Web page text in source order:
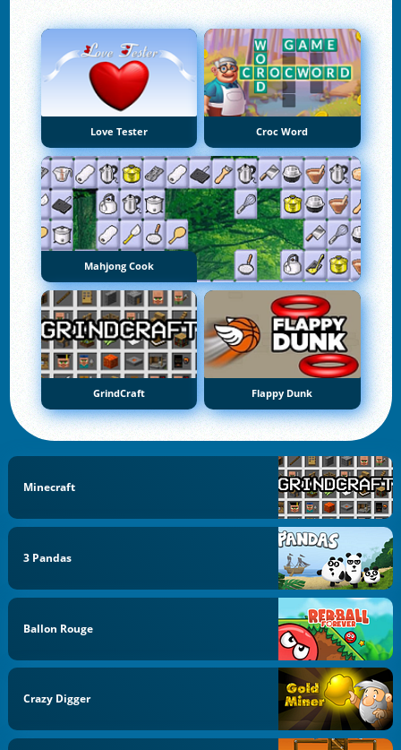
Love Tester Croc Word
Mahjong Cook
GrindCraft Flappy Dunk
Minecraft
3 Pandas
Ballon Rouge
Crazy Digger